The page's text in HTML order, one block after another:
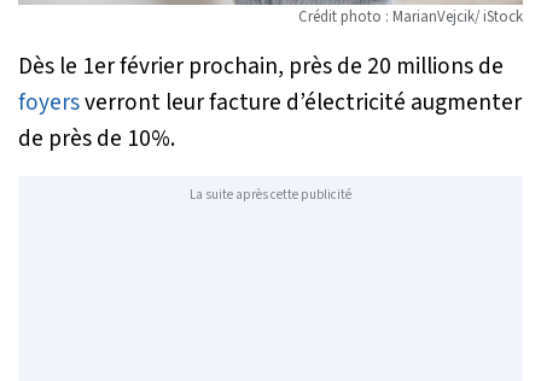
Crédit photo : MarianVejcik/ iStock
Dès le 1er février prochain, près de 20 millions de
foyersverront leur facture d’électricité augmenter
de près de 10%.
La suite après cette publicité